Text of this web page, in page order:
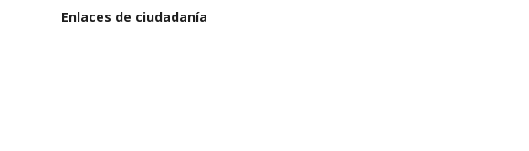
Enlaces de ciudadanía